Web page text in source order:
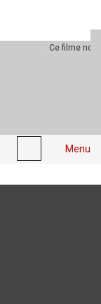
Ce filme noi
Menu